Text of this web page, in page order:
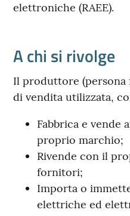
elettroniche (RAEE).
A chi si rivolge
Il produttore (persona
di vendita utilizzata,
Fabbrica e
proprio marchio;
Rivende con il
fornitori;
Importa o
elettriche ed